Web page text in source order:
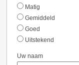
Matig
Gemiddeld
Goed
Uitstekend
Uw naam